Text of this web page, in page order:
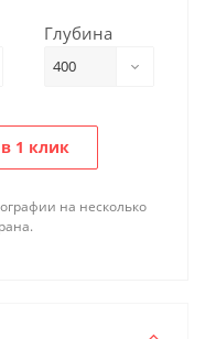
Глубина
400
1 клик
на несколько